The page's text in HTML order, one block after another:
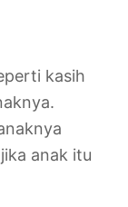
kasih
anak itu